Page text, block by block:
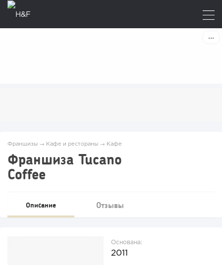
Франшизы → Кафе и рестораны → Кафе
Франшиза Tucano
Coffee
Описание Отзывы
Основана:
2011